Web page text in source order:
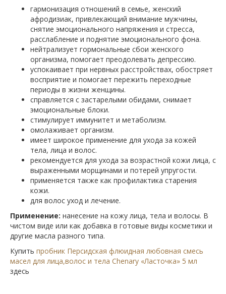
гармонизация отношений в семье, женский
афродизиак, привлекающий внимание мужчины,
снятие эмоционального напряжения и стресса,
расслабление и поднятие эмоционального фона.
нейтрализует гормональные сбои женского
организма, помогает преодолевать депрессию.
успокаивает при нервных расстройствах, обостряет
восприятие и помогает пережить переходные
периоды в жизни женщины.
справляется с застарелыми обидами, снимает
эмоциональные блоки.
стимулирует иммунитет и метаболизм.
омолаживает организм.
имеет широкое применение для ухода за кожей
тела, лица и волос.
рекомендуется для ухода за возрастной кожи лица, с
выраженными морщинами и потерей упругости.
применяется также как профилактика старения
кожи.
для волос уход и лечение.
Применение: нанесение на кожу лица, тела и волосы. В
чистом виде или как добавка в готовые виды косметики и
другие масла разного типа.
Купить пробник Персидская флюидная любовная смесь
масел для лица,волос и тела Chenary «Ласточка» 5 мл
здесь